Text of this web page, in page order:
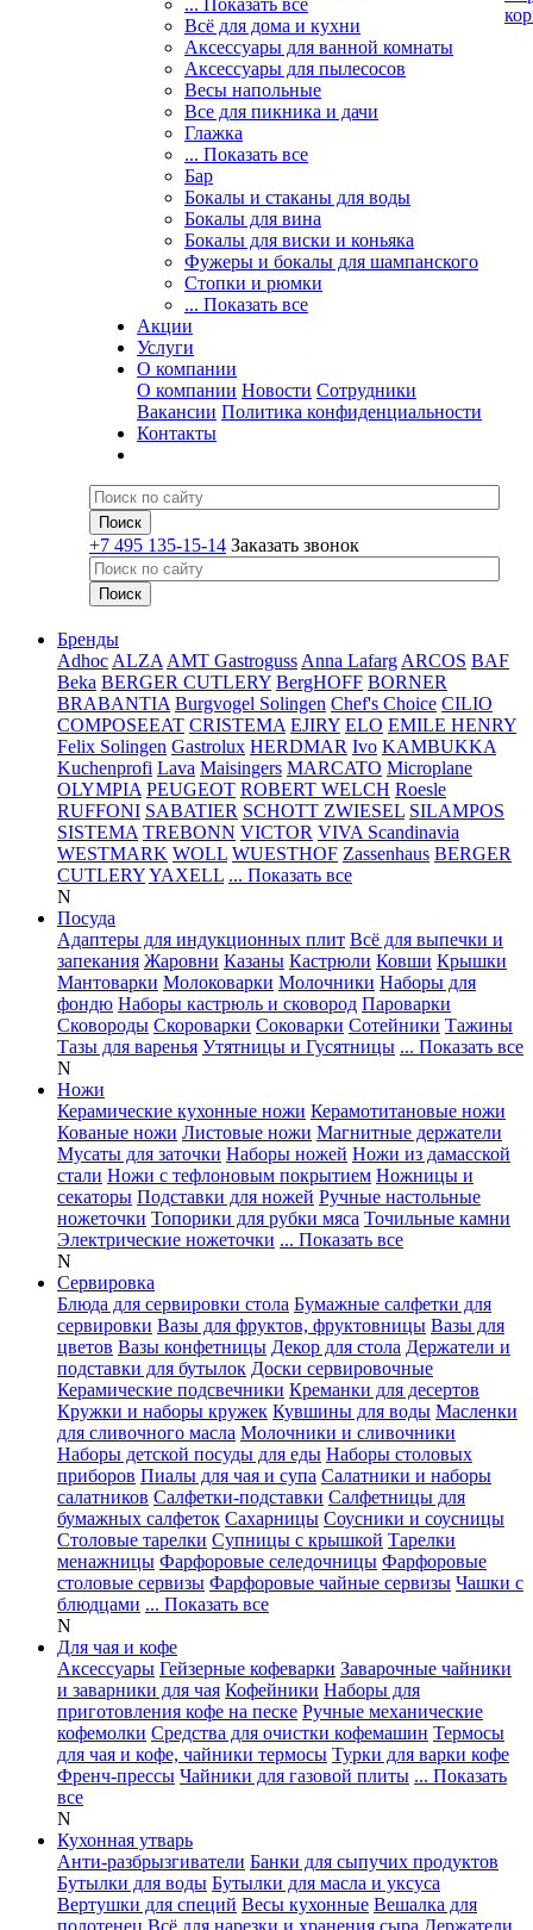
... Показать все
Всё для дома и кухни
Аксессуары для ванной комнаты
Аксессуары для пылесосов
Весы напольные
Все для пикника и дачи
Глажка
... Показать все
Бар
Бокалы и стаканы для воды
Бокалы для вина
Бокалы для виски и коньяка
Фужеры и бокалы для шампанского
Стопки и рюмки
... Показать все
Акции
Услуги
О компании
О компании Новости Сотрудники
Вакансии Политика конфиденциальности
Контакты
+7 495 135-15-14 Заказать звонок
Бренды
Adhoc ALZA AMT Gastroguss Anna Lafarg ARCOS BAF
Beka BERGER CUTLERY BergHOFF BORNER
BRABANTIA Burgvogel Solingen Chef's Choice CILIO
COMPOSEEAT CRISTEMA EJIRY ELO EMILE HENRY
Felix Solingen Gastrolux HERDMAR Ivo KAMBUKKA
Kuchenprofi Lava Maisingers MARCATO Microplane
OLYMPIA PEUGEOT ROBERT WELCH Roesle
RUFFONI SABATIER SCHOTT ZWIESEL SILAMPOS
SISTEMA TREBONN VICTOR VIVA Scandinavia
WESTMARK WOLL WUESTHOF Zassenhaus BERGER
CUTLERYYAXELL ... Показать все
N
Посуда
Адаптеры для индукционных плит Всё для выпечки и
запекания Жаровни Казаны Кастрюли Ковши Крышки
Мантоварки Молоковарки Молочники Наборы для
фондю Наборы кастрюль и сковород Пароварки
Сковороды Скороварки Соковарки Сотейники Тажины
Тазы для варенья Утятницы и Гусятницы ... Показать все
N
Ножи
Керамические кухонные ножи Керамотитановые ножи
Кованые ножи Листовые ножи Магнитные держатели
Мусаты для заточки Наборы ножей Ножи из дамасской
стали Ножи с тефлоновым покрытием Ножницы и
секаторы Подставки для ножей Ручные настольные
ножеточки Топорики для рубки мяса Точильные камни
Электрические ножеточки ... Показать все
N
Сервировка
Блюда для сервировки стола Бумажные салфетки для
сервировки Вазы для фруктов, фруктовницы Вазы для
цветов Вазы конфетницы Декор для стола Держатели и
подставки для бутылок Доски сервировочные
Керамические подсвечники Креманки для десертов
Кружки и наборы кружек Кувшины для воды Масленки
для сливочного масла Молочники и сливочники
Наборы детской посуды для еды Наборы столовых
приборов Пиалы для чая и супа Салатники и наборы
салатников Салфетки-подставки Салфетницы для
бумажных салфеток Сахарницы Соусники и соусницы
Столовые тарелки Супницы с крышкой Тарелки
менажницы Фарфоровые селедочницы Фарфоровые
столовые сервизы Фарфоровые чайные сервизы Чашки с
блюдцами ... Показать все
N
Для чая и кофе
Аксессуары Гейзерные кофеварки Заварочные чайники
и заварники для чая Кофейники Наборы для
приготовления кофе на песке Ручные механические
кофемолки Средства для очистки кофемашин Термосы
для чая и кофе, чайники термосы Турки для варки кофе
Френч-прессы Чайники для газовой плиты ... Показать
все
N
Кухонная утварь
Анти-разбрызгиватели Банки для сыпучих продуктов
Бутылки для воды Бутылки для масла и уксуса
Вертушки для специй Весы кухонные Вешалка для
полотенец Всё для нарезки и хранения сыра Держатели